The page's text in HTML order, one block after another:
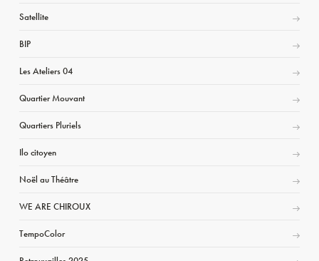
Satellite
BIP
Les Ateliers 04
Quartier Mouvant
Quartiers Pluriels
Ilo citoyen
Noël au Théâtre
WE ARE CHIROUX
TempoColor